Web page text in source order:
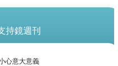
持鏡週刊
心意大意義